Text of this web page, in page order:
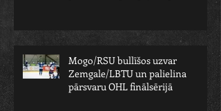
Mogo/RSU bullīšos uzvar
Zemgale/LBTU un palielina
pārsvaru OHL finālsērijā